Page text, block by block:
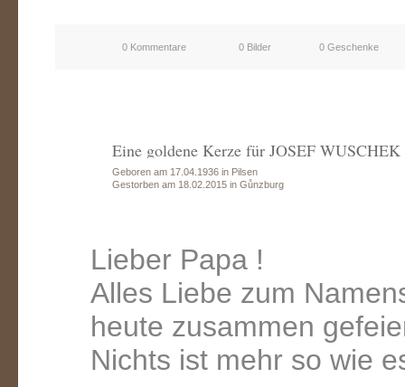
0 Kommentare 0 Bilder 0 Geschenke
Eine goldene Kerze für JOSEF WUSCHEK
Geboren am 17.04.1936 in Pilsen
Gestorben am 18.02.2015 in Gůnzburg
Lieber Papa !
Alles Liebe zum
heute zusammen
Nichts ist mehr so wie